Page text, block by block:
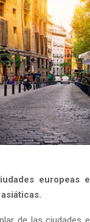
europeas